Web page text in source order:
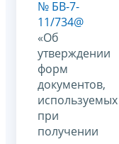
№ БВ-7-
11/734@
«Об
утверждении
форм
документов,
используемых
при
получении